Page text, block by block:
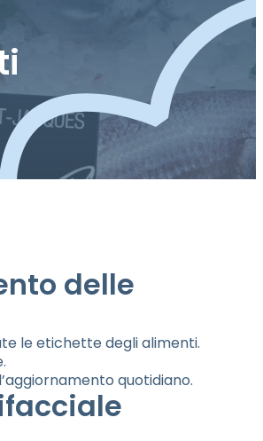
delle
le etichette degli alimenti.
quotidiano.